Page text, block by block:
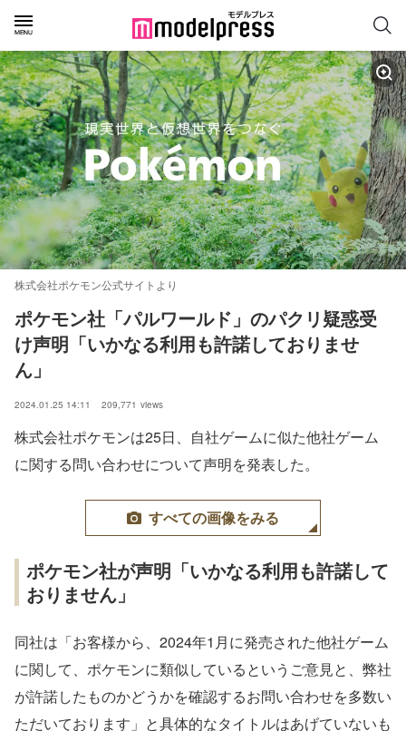
株式会社ポケモン公式サイトより
ポケモン社「パルワールド」のパクリ疑惑受
け声明「いかなる利用も許諾しておりませ
ん」
2024.01.25 14:11 209,771 views
株式会社ポケモンは25日、自社ゲームに似た他社ゲーム
に関する問い合わせについて声明を発表した。
すべての画像をみる
ポケモン社が声明「いかなる利用も許諾して
おりません」
同社は「お客様から、2024年1月に発売された他社ゲーム
に関して、ポケモンに類似しているというご意見と、弊社
が許諾したものかどうかを確認するお問い合わせを多数い
ただいております」と具体的なタイトルはあげていないも